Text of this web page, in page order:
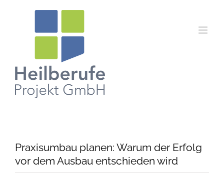
Praxisumbau planen: Warum der Erfolg
vor dem Ausbau entschieden wird